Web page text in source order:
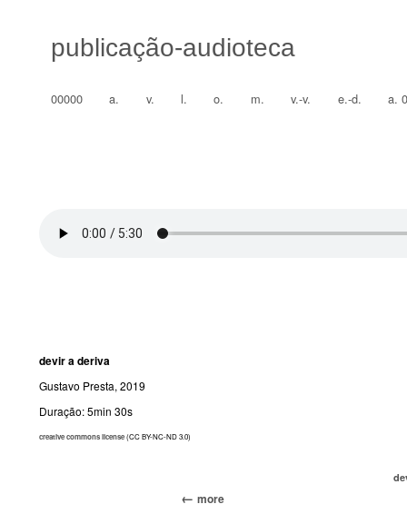
publicação-audioteca
00000 a. v. l. o. m. v.-v. e.-d. a.
devir a deriva
Gustavo Presta, 2019
Duração: 5min 30s
creative commons license(CC BY-NC-ND 3.0)
more